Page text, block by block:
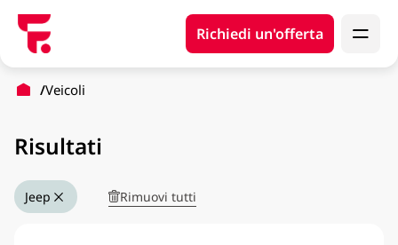
Richiedi un'offerta
Veicoli
Risultati
Jeep Rimuovi tutti